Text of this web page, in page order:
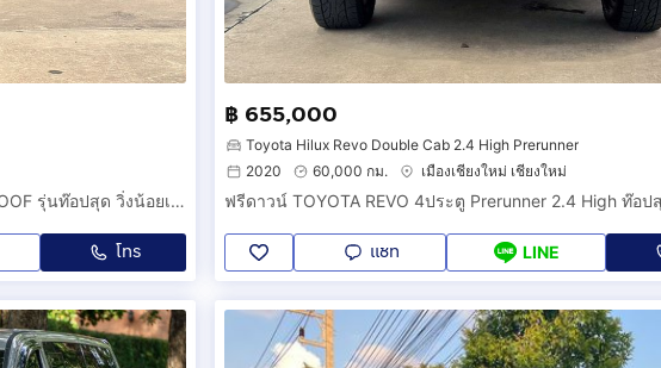
ฟรีดาวน์ HYUNDAI STARIA PREMIUM SUNROOF รุ่นท๊อปสุด วิ่งน้อยเพียง 50,000 กม.มือเดียวออกร้าน ปี2565(2022) รถสวย สีดำ.
โทร
฿ 655,000
Toyota Hilux Revo Double Cab 2.4 High Prerunner
2020
60,000 กม. เมืองเชียงใหม่ เชียงใหม่
แชท LINE